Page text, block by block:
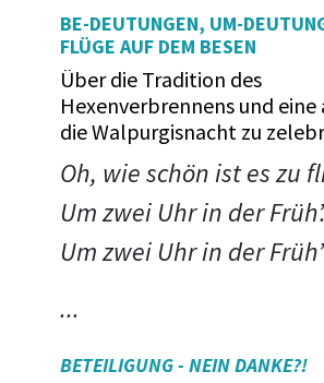
BE-DEUTUNGEN, UM-
FLÜGE AUF DEM BESEN
Über die Tradition des
Hexenverbrennens und eine
die Walpurgisnacht zu
Oh, wie schön ist es zu
Um zwei Uhr in der Früh’.
Um zwei Uhr in der Früh’
...
BETEILIGUNG - NEIN DANKE?!